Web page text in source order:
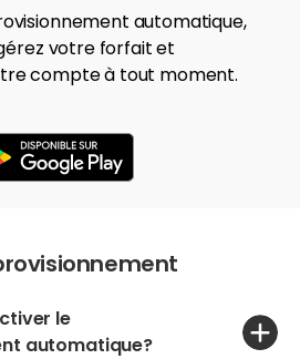
automatique,
votre forfait et
compte à tout moment.
le
automatique?